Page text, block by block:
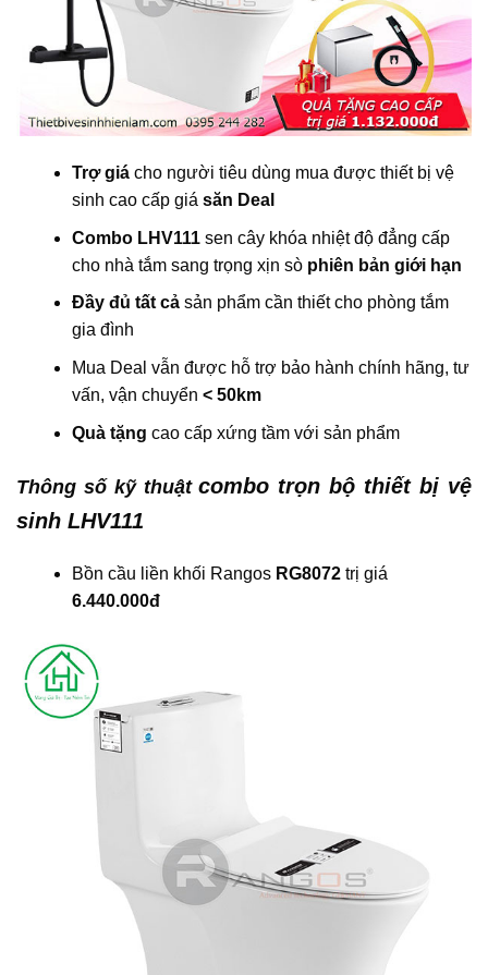
Trợ giácho người tiêu dùng mua được thiết bị vệ
sinh cao cấp giá săn Deal
Combo LHV111sen cây khóa nhiệt độ đẳng cấp
cho nhà tắm sang trọng xịn sò phiên bản giới hạn
Đầy đủ tất cảsản phẩm cần thiết cho phòng tắm
gia đình
Mua Deal vẫn được hỗ trợ bảo hành chính hãng, tư
vấn, vận chuyển < 50km
Quà tặng cao cấp xứng tầm với sản phẩm
Thông số kỹ thuật combo trọn bộ thiết bị vệ
sinh LHV111
Bồn cầu liền khối Rangos RG8072trị giá
6.440.000đ